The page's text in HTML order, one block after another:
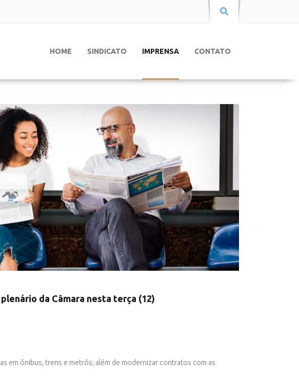
HOME SINDICATO IMPRENSA CONTATO
da Câmara nesta terça (12)
em ônibus, trens e metrôs; além de modernizar contratos com as